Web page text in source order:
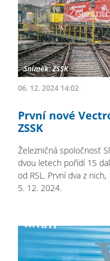
06. 12. 2024 14:02
První nové
ZSSK
Železničná spoločnosť
dvou letech pořídí 15
od RSL. První dva z
5. 12. 2024.